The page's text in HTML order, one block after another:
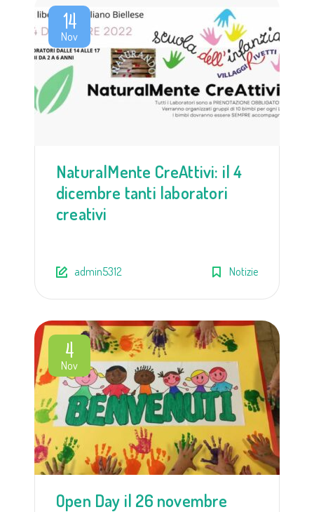
14
Nov
NaturalMente CreAttivi: il 4
dicembre tanti laboratori
creativi
admin5312 Notizie
4
Nov
Open Day il 26 novembre